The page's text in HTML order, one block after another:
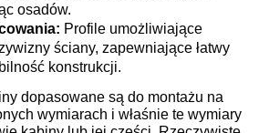
osadów.
Profile umożliwiające
ściany, zapewniające łatwy
konstrukcji.
dopasowane są do montażu na
wymiarach i właśnie te wymiary